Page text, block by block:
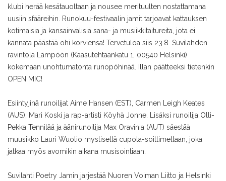
klubi herää kesätauoltaan ja nousee merituulten nostattamana
uusiin sfääreihin. Runokuu-festivaalin jamit tarjoavat kattauksen
kotimaisia ja kansainvälisiä sana- ja musiikkitaitureita, jota ei
kannata päästää ohi korviensa! Tervetuloa siis 23.8. Suvilahden
ravintola Lämpöön (Kaasutehtaankatu 1, 00540 Helsinki)
kokemaan unohtumatonta runopöhinää. Illan päätteeksi tietenkin
OPEN MIC!
Esiintyjinä runoilijat Aime Hansen (EST), Carmen Leigh Keates
(AUS), Mari Koski ja rap-artisti Köyhä Jonne. Lisäksi runoilija Olli-
Pekka Tennilää ja äänirunoilija Max Oravinia (AUT) säestää
muusikko Lauri Wuolio mystisellä cupola-soittimellaan, joka
jatkaa myös avomikin aikana musisointiaan.
Suvilahti Poetry Jamin järjestää Nuoren Voiman Liitto ja Helsinki